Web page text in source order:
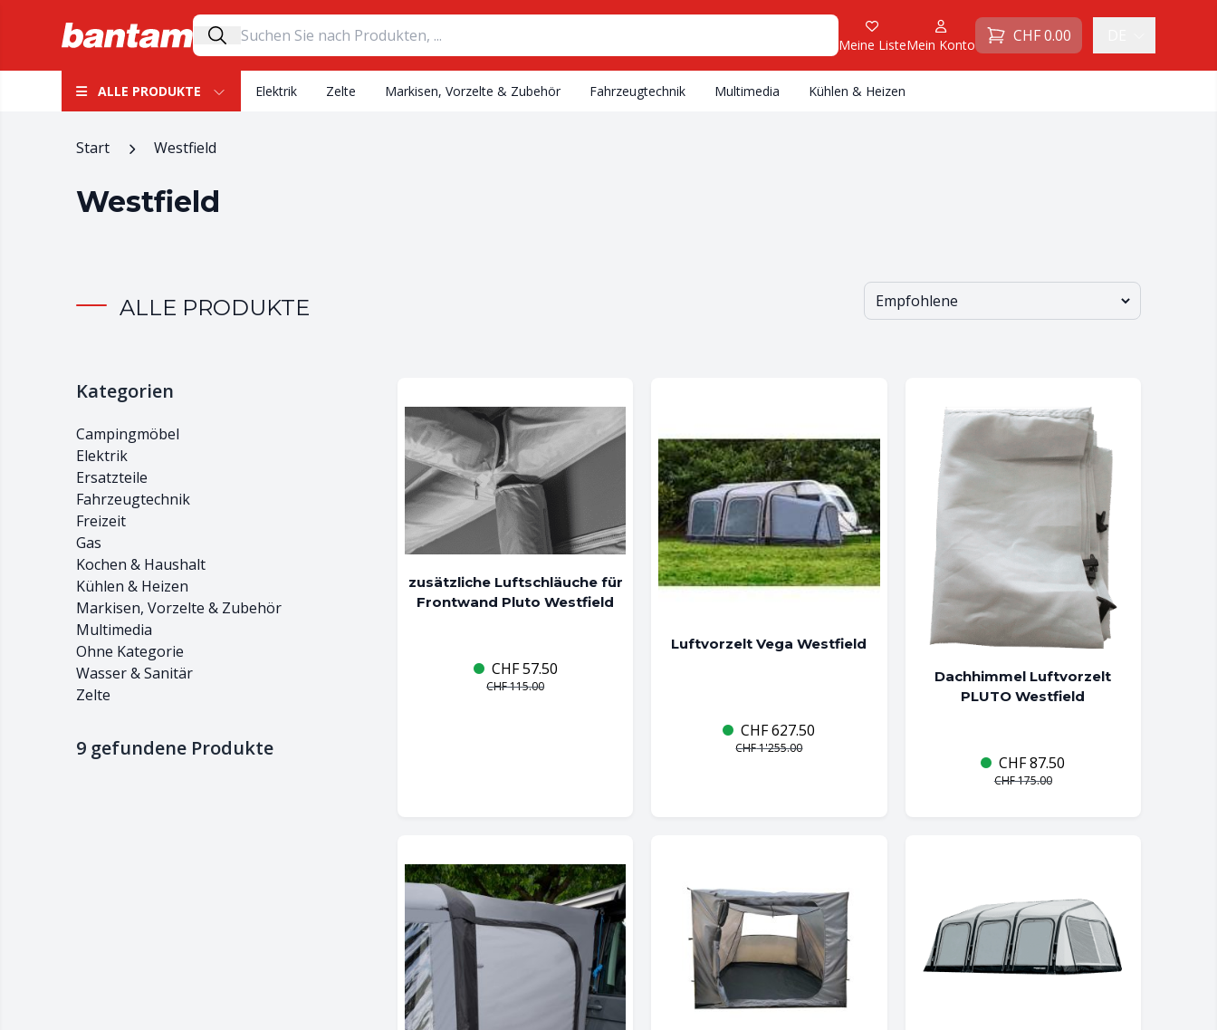
Meine ListeMein Konto CHF0.00
ALLE PRODUKTE Elektrik Zelte Markisen, Vorzelte & Zubehör Fahrzeugtechnik Multimedia Kühlen & Heizen
Start Westfield
Westfield
ALLE PRODUKTE
Kategorien
Campingmöbel
Elektrik
Ersatzteile
Fahrzeugtechnik
Freizeit
Gas
Kochen & Haushalt
Kühlen & Heizen
Markisen, Vorzelte & Zubehör
Multimedia
Ohne Kategorie
Wasser & Sanitär
Zelte
9 gefundene Produkte
zusätzliche Luftschläuche für
Frontwand Pluto Westfield
CHF57.50
CHF115.00
Luftvorzelt Vega Westfield
CHF627.50
CHF1'255.00
Dachhimmel Luftvorzelt
PLUTO Westfield
CHF87.50
CHF175.00